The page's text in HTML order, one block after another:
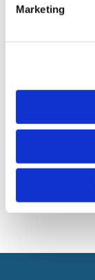
Marketing